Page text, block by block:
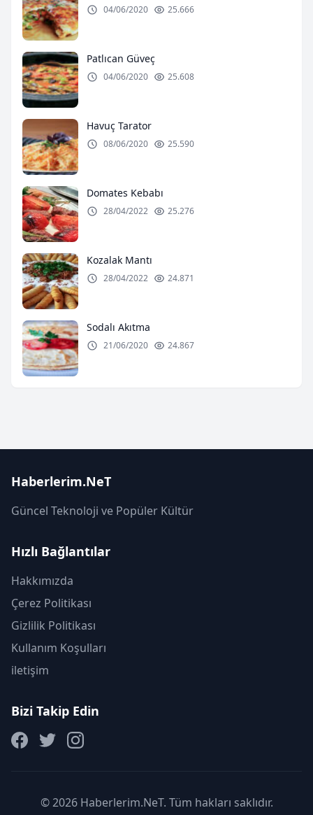
04/06/2020 25.666
Patlıcan Güveç
04/06/2020 25.608
Havuç Tarator
08/06/2020 25.590
Domates Kebabı
28/04/2022 25.276
Kozalak Mantı
28/04/2022 24.871
Sodalı Akıtma
21/06/2020 24.867
Haberlerim.NeT
Güncel Teknoloji ve Popüler Kültür
Hızlı Bağlantılar
Hakkımızda
Çerez Politikası
Gizlilik Politikası
Kullanım Koşulları
iletişim
Bizi Takip Edin
© 2026 Haberlerim.NeT. Tüm hakları saklıdır.